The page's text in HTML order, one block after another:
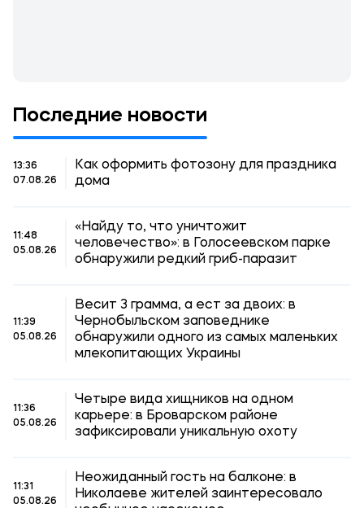
Последние новости
13:36
07.08.26
Как оформить фотозону для праздника
дома
11:48
05.08.26
«Найду то, что уничтожит
человечество»: в Голосеевском парке
обнаружили редкий гриб-паразит
11:39
05.08.26
Весит 3 грамма, а ест за двоих: в
Чернобыльском заповеднике
обнаружили одного из самых маленьких
млекопитающих Украины
11:36
05.08.26
Четыре вида хищников на одном
карьере: в Броварском районе
зафиксировали уникальную охоту
11:31
05.08.26
Неожиданный гость на балконе: в
Николаеве жителей заинтересовало